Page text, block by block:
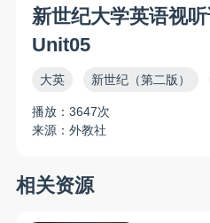
新世纪大学英语视
Unit05
大英 新世纪（第二版）
播放：3647次
来源：外教社
相关资源